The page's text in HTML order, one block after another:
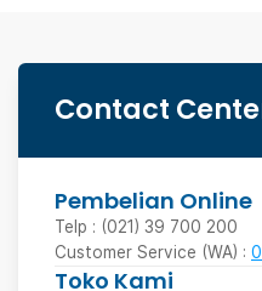
Contact
Pembelian Online
Telp : (021) 39 700 200
Customer Service (WA) :
Toko Kami